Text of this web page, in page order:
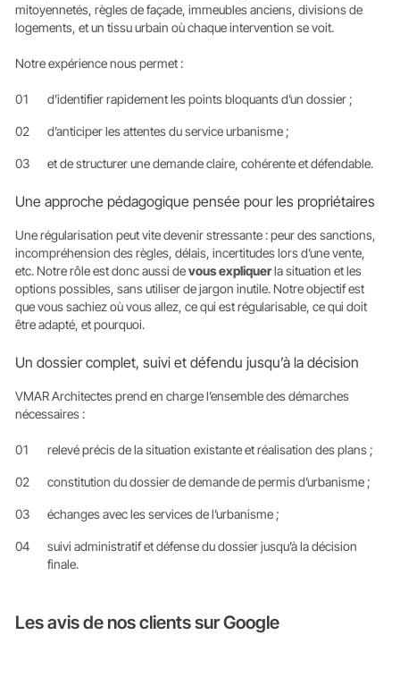
mitoyennetés, règles de façade, immeubles anciens, divisions de
logements, et un tissu urbain où chaque intervention se voit.
Notre expérience nous permet :
d’identifier rapidement les points bloquants d’un dossier ;
d’anticiper les attentes du service urbanisme ;
et de structurer une demande claire, cohérente et défendable.
Une approche pédagogique pensée pour les propriétaires
Une régularisation peut vite devenir stressante : peur des sanctions,
incompréhension des règles, délais, incertitudes lors d’une vente,
etc. Notre rôle est donc aussi devous expliquerla situation et les
options possibles, sans utiliser de jargon inutile. Notre objectif est
que vous sachiez où vous allez, ce qui est régularisable, ce qui doit
être adapté, et pourquoi.
Un dossier complet, suivi et défendu jusqu’à la décision
VMAR Architectes prend en charge l’ensemble des démarches
nécessaires :
relevé précis de la situation existante et réalisation des plans ;
constitution du dossier de demande de permis d’urbanisme ;
échanges avec les services de l’urbanisme ;
suivi administratif et défense du dossier jusqu’à la décision
finale.
Les avis de nos clients sur Google